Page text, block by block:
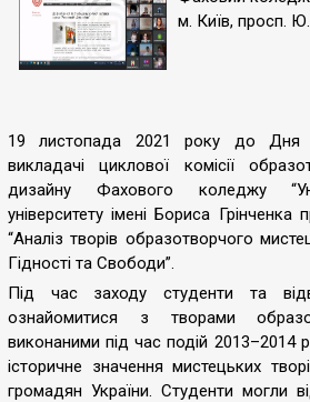
м. Київ, просп. Ю.
19 листопада 2021 року до Дня
викладачі циклової комісії
дизайну Фахового коледжу
університету імені Бориса Грінченка
“Аналіз творів образотворчого
Гідності та Свободи”.
Під час заходу студенти та
ознайомитися з творами
виконаними під час подій 2013–2014
історичне значення мистецьких
громадян України. Студенти могли